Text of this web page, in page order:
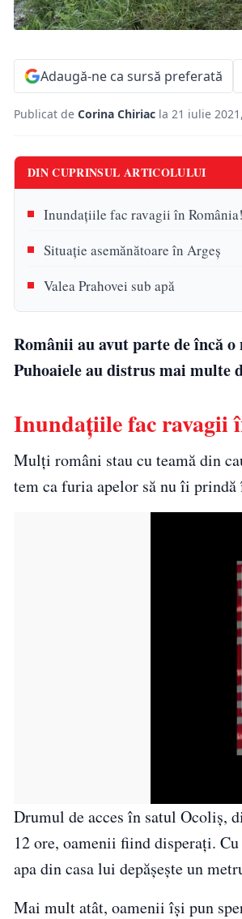
Adaugă-ne ca sursă preferată
Publicat de Corina Chiriac la 21 iulie
DIN CUPRINSUL ARTICOLULUI
Inundațiile fac ravagii în
Situație asemănătoare în Argeș
Valea Prahovei sub apă
Românii au avut parte de încă
Puhoaiele au distrus mai multe
Inundațiile fac ravagii
Mulți români stau cu teamă din
tem ca furia apelor să nu îi prindă
Drumul de acces în satul Ocoliș,
12 ore, oamenii fiind disperați.
apa din casa lui depășește un
Mai mult atât, oamenii își pun